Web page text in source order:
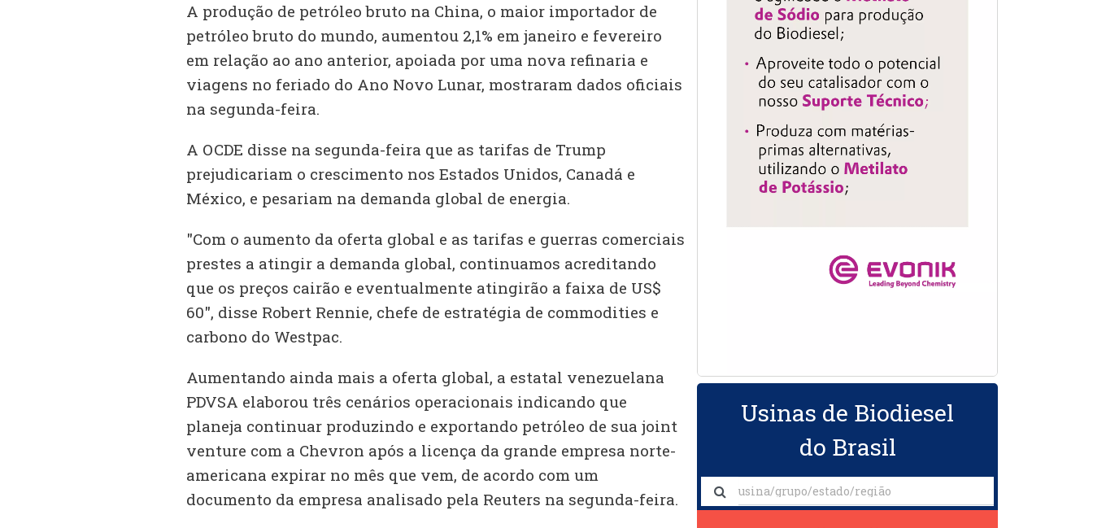
A produção de petróleo bruto na China, o maior importador de
petróleo bruto do mundo, aumentou 2,1% em janeiro e fevereiro
em relação ao ano anterior, apoiada por uma nova refinaria e
viagens no feriado do Ano Novo Lunar, mostraram dados oficiais
na segunda-feira.
A OCDE disse na segunda-feira que as tarifas de Trump
prejudicariam o crescimento nos Estados Unidos, Canadá e
México, e pesariam na demanda global de energia.
"Com o aumento da oferta global e as tarifas e guerras comerciais
prestes a atingir a demanda global, continuamos acreditando
que os preços cairão e eventualmente atingirão a faixa de US$
60", disse Robert Rennie, chefe de estratégia de commodities e
carbono do Westpac.
Aumentando ainda mais a oferta global, a estatal venezuelana
PDVSA elaborou três cenários operacionais indicando que
planeja continuar produzindo e exportando petróleo de sua joint
venture com a Chevron após a licença da grande empresa norte-
americana expirar no mês que vem, de acordo com um
documento da empresa analisado pela Reuters na segunda-feira.
Usinas de Biodiesel
do Brasil